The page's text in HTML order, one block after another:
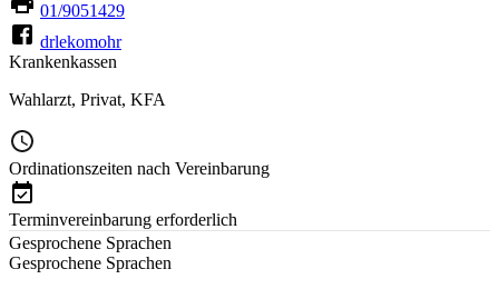
01/9051429
drlekomohr
Krankenkassen
Wahlarzt, Privat, KFA
Ordinationszeiten nach Vereinbarung
Terminvereinbarung erforderlich
Gesprochene Sprachen
Gesprochene Sprachen